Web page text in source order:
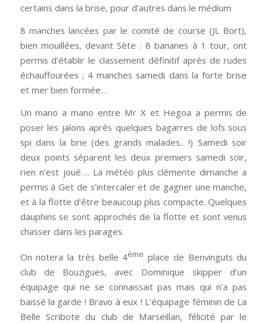
certains dans la brise, pour d’autres dans le médium
8 manches lancées par le comité de course (JL Bort),
bien mouillées, devant Sète : 8 bananes à 1 tour, ont
permis d’établir le classement définitif après de rudes
échauffourées ; 4 manches samedi dans la forte brise
et mer bien formée…
Un mano a mano entre Mr X et Hegoa a permis de
poser les jalons après quelques bagarres de lofs sous
spi dans la brie (des grands malades.. !) Samedi soir
deux points séparent les deux premiers samedi soir,
rien n’est joué…. La météo plus clémente dimanche a
permis à Get de s’intercaler et de gagner une manche,
et à la flotte d’être beaucoup plus compacte. Quelques
dauphins se sont approchés de la flotte et sont venus
chasser dans les parages.
On notera la très belle 4ème place de Benvinguts du
club de Bouzigues, avec Dominique skipper d’un
équipage qui ne se connaissait pas mais qui n’a pas
baissé la garde ! Bravo à eux ! L’équipage féminin de La
Belle Scribote du club de Marseillan, félicité par le